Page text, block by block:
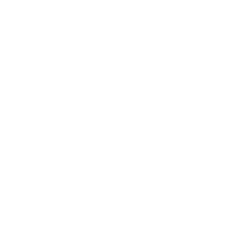
Impériales